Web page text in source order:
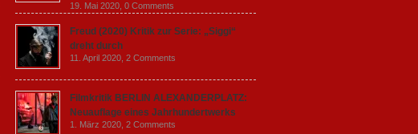
19. Mai 2020, 0 Comments
Freud (2020) Kritik zur Serie: „Siggi“
dreht durch
11. April 2020, 2 Comments
Filmkritik BERLIN ALEXANDERPLATZ:
Neuauflage eines Jahrhundertwerks
1. März 2020, 2 Comments